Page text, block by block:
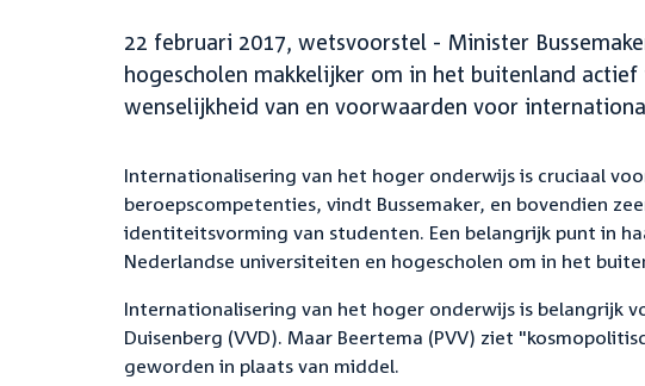
22 februari 2017, wetsvoorstel - Minister
hogescholen makkelijker om in het buitenland
wenselijkheid van en voorwaarden voor
Internationalisering van het hoger onderwijs is cruciaal
beroepscompetenties, vindt Bussemaker, en bovendien
identiteitsvorming van studenten. Een belangrijk punt in
Nederlandse universiteiten en hogescholen om in het
Internationalisering van het hoger onderwijs is belangrijk
Duisenberg (VVD). Maar Beertema (PVV) ziet
geworden in plaats van middel.